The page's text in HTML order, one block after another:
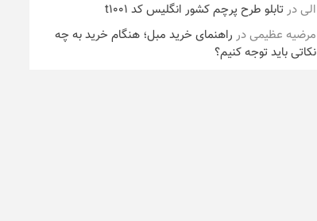
الیدرتابلو طرح پرچم کشور انگلیس کد t1001
مرضیه عظیمیدر راهنمای خرید مبل؛ هنگام خرید به چه
نکاتی باید توجه کنیم؟